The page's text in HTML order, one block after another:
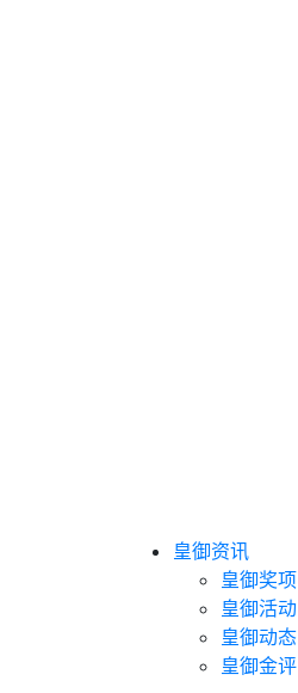
皇御资讯
皇御奖项
皇御活动
皇御动态
皇御金评